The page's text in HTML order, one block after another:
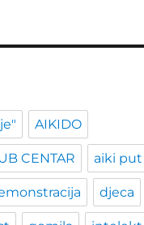
AIKIDO
CENTAR aiki put
djeca